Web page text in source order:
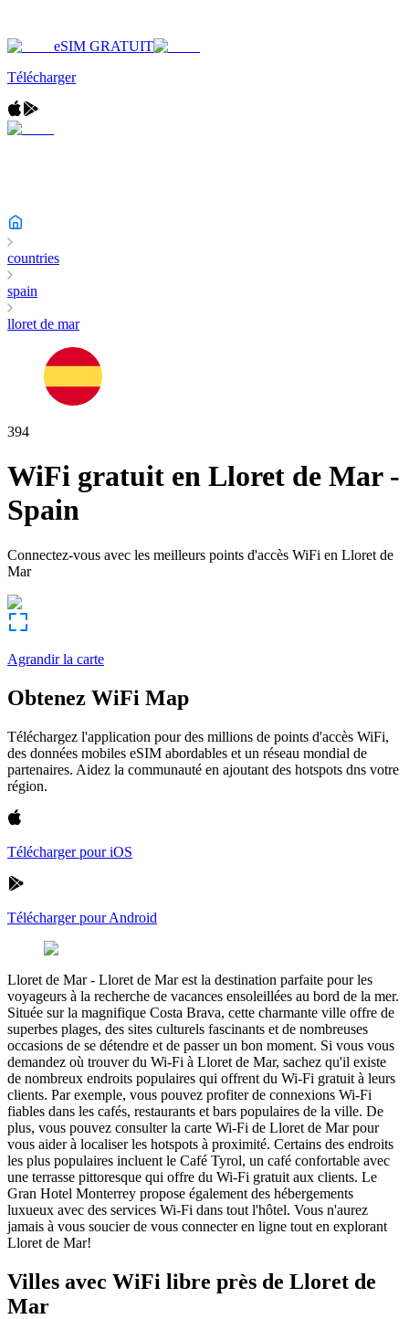
eSIM GRATUIT
Télécharger
countries
spain
lloret de mar
394
WiFi gratuit en Lloret de Mar-
Spain
Connectez-vous avec les meilleurs points d'accès WiFi en Lloret de
Mar
Agrandir la carte
Obtenez WiFi Map
Téléchargez l'application pour des millions de points d'accès WiFi,
des données mobiles eSIM abordables et un réseau mondial de
partenaires. Aidez la communauté en ajoutant des hotspots dns votre
région.
Télécharger pour iOS
Télécharger pour Android
Lloret de Mar- Lloret de Mar est la destination parfaite pour les
voyageurs à la recherche de vacances ensoleillées au bord de la mer.
Située sur la magnifique Costa Brava, cette charmante ville offre de
superbes plages, des sites culturels fascinants et de nombreuses
occasions de se détendre et de passer un bon moment. Si vous vous
demandez où trouver du Wi-Fi à Lloret de Mar, sachez qu'il existe
de nombreux endroits populaires qui offrent du Wi-Fi gratuit à leurs
clients. Par exemple, vous pouvez profiter de connexions Wi-Fi
fiables dans les cafés, restaurants et bars populaires de la ville. De
plus, vous pouvez consulter la carte Wi-Fi de Lloret de Mar pour
vous aider à localiser les hotspots à proximité. Certains des endroits
les plus populaires incluent le Café Tyrol, un café confortable avec
une terrasse pittoresque qui offre du Wi-Fi gratuit aux clients. Le
Gran Hotel Monterrey propose également des hébergements
luxueux avec des services Wi-Fi dans tout l'hôtel. Vous n'aurez
jamais à vous soucier de vous connecter en ligne tout en explorant
Lloret de Mar!
Villes avec WiFi libre près de Lloret de
Mar